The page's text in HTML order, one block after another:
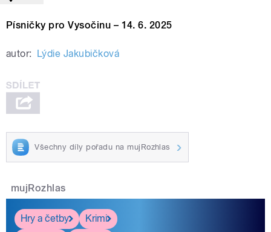
Písničky pro Vysočinu – 14. 6. 2025
autor: Lýdie Jakubičková
Všechny díly pořadu na mujRozhlas
mujRozhlas
Hry a četby
Krimi